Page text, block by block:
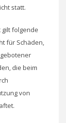
statt.
folgende
für Schäden,
die beim
von